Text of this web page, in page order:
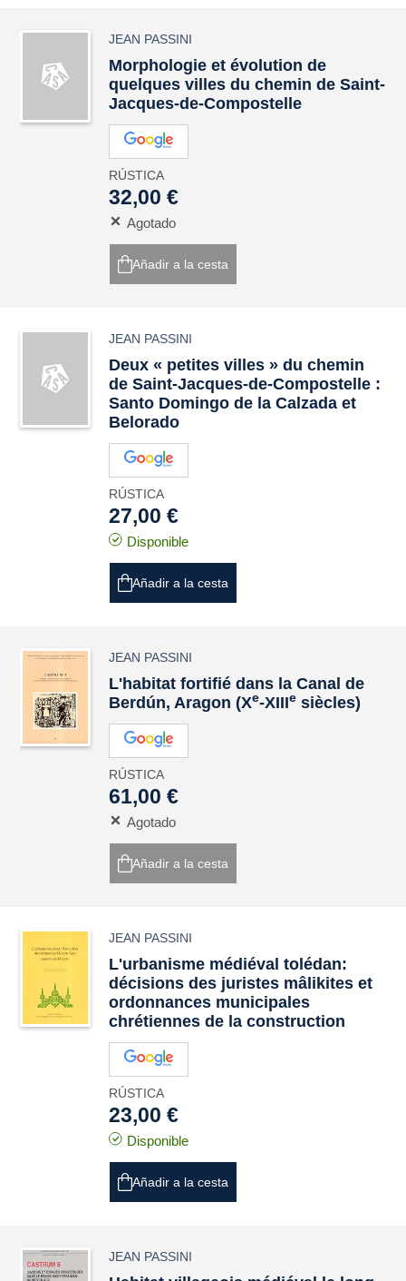
JEAN PASSINI
Morphologie et évolution de
quelques villes du chemin de Saint-
Jacques-de-Compostelle
RÚSTICA
32,00 €
Agotado
Añadir a la cesta
JEAN PASSINI
Deux « petites villes » du chemin
de Saint-Jacques-de-Compostelle :
Santo Domingo de la Calzada et
Belorado
RÚSTICA
27,00 €
Disponible
Añadir a la cesta
JEAN PASSINI
L'habitat fortifié dans la Canal de
Berdún, Aragon (Xe-XIIIe siècles)
RÚSTICA
61,00 €
Agotado
Añadir a la cesta
JEAN PASSINI
L'urbanisme médiéval tolédan:
décisions des juristes mâlikites et
ordonnances municipales
chrétiennes de la construction
RÚSTICA
23,00 €
Disponible
Añadir a la cesta
JEAN PASSINI